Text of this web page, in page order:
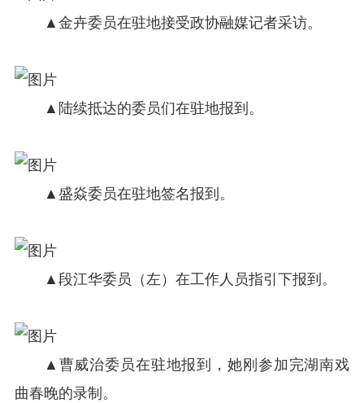
▲金卉委员在驻地接受政协融媒记者采访。
▲陆续抵达的委员们在驻地报到。
▲盛焱委员在驻地签名报到。
▲段江华委员（左）在工作人员指引下报到。
▲曹威治委员在驻地报到，她刚参加完湖南戏
曲春晚的录制。